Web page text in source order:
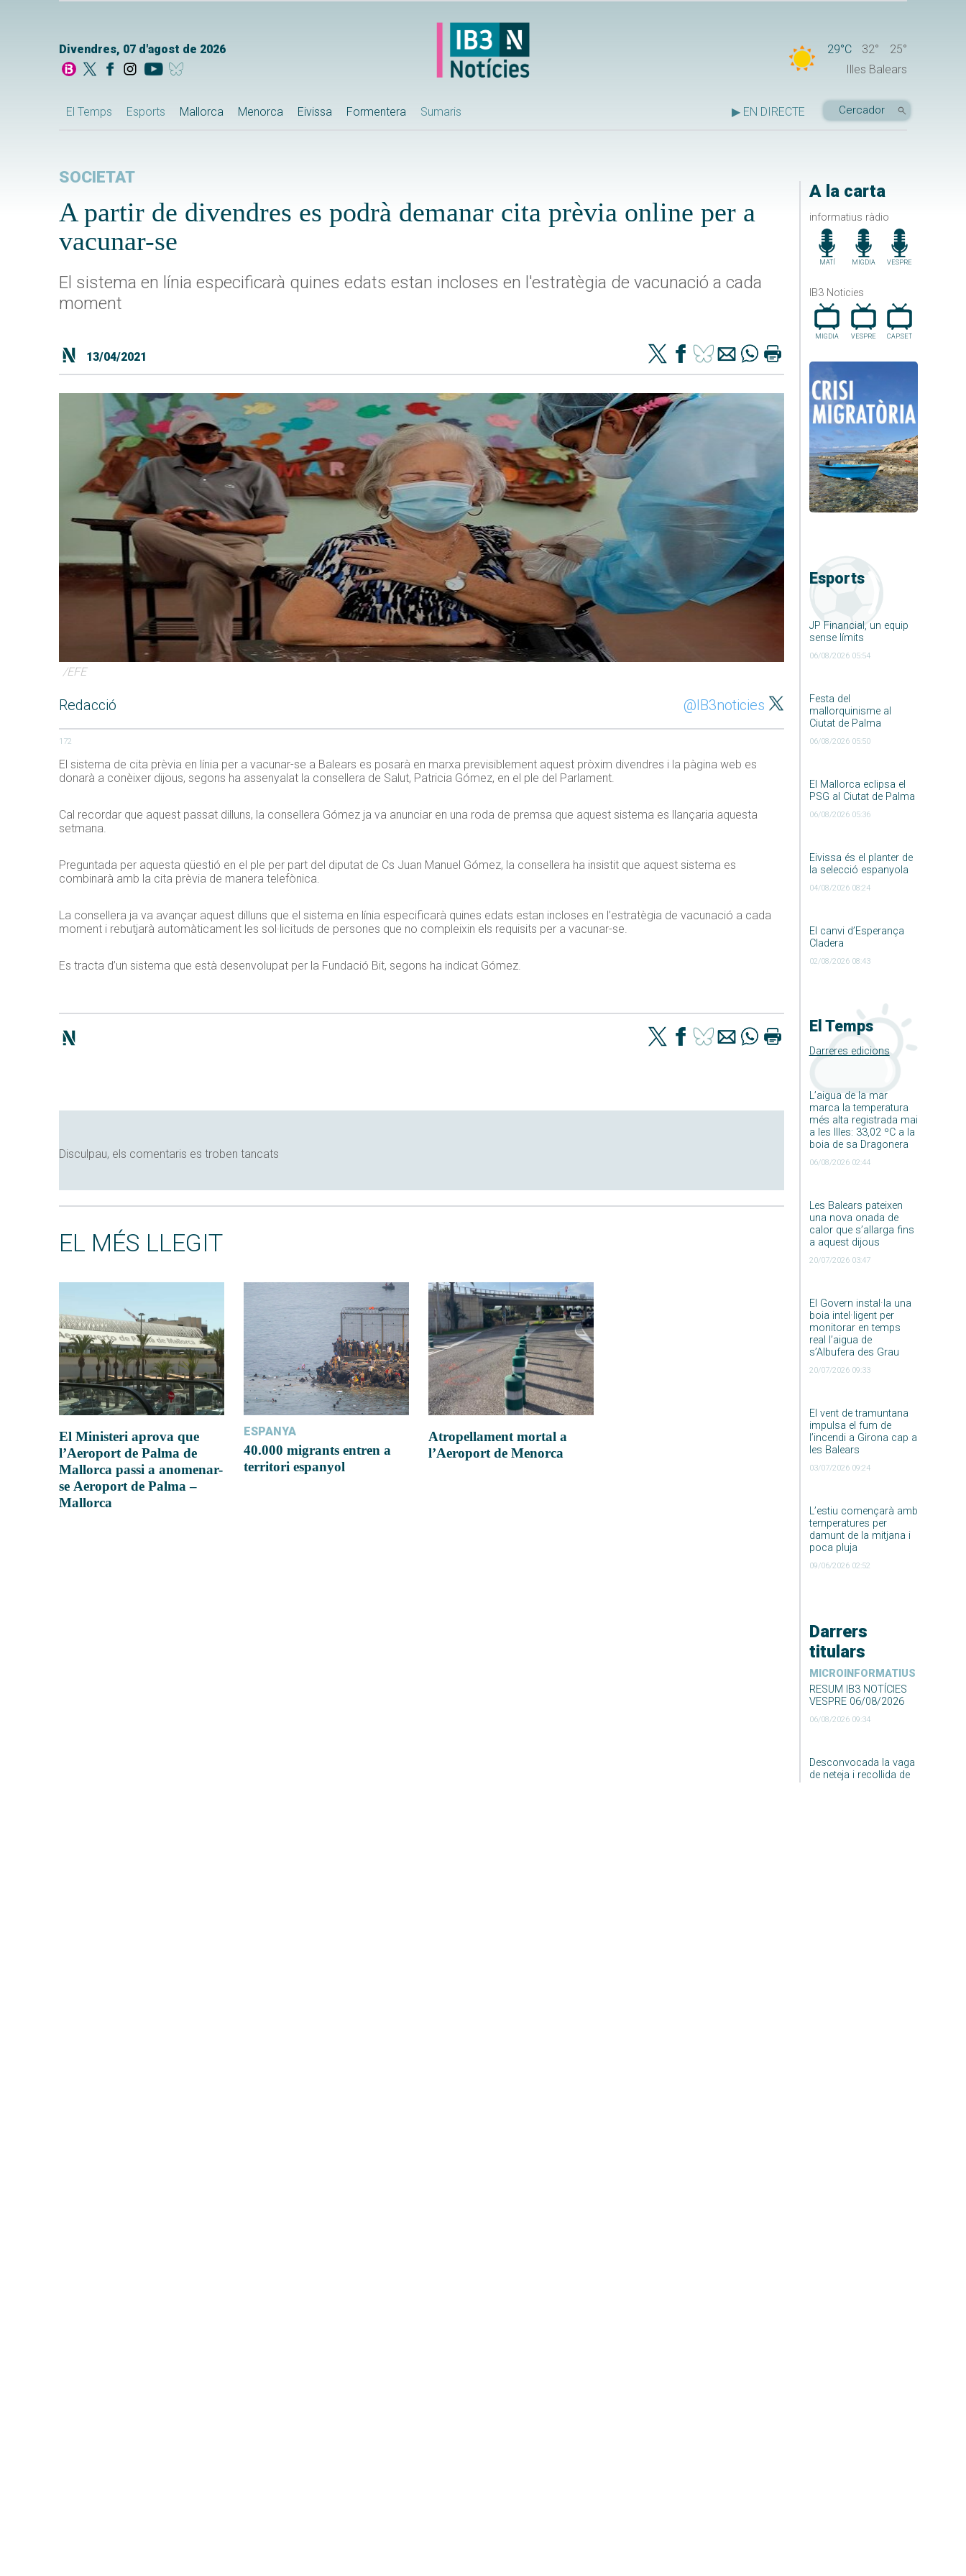
Divendres, 07 d'agost de 2026 29°C 32°
25°
Illes Balears
El Temps Esports Mallorca Menorca Eivissa Formentera Sumaris ▶ EN DIRECTE
A la carta
informatius ràdio
MATÍ MIGDIA VESPRE
IB3 Noticies
MIGDIA VESPRE CAP.SET
Esports
JP Financial, un equip
sense límits
06/08/2026 05:54
Festa del
mallorquinisme al
Ciutat de Palma
06/08/2026 05:50
El Mallorca eclipsa el
PSG al Ciutat de Palma
06/08/2026 05:36
Eivissa és el planter de
la selecció espanyola
04/08/2026 08:24
El canvi d’Esperança
Cladera
02/08/2026 08:43
El Temps
Darreres edicions
L’aigua de la mar
marca la temperatura
més alta registrada mai
a les Illes: 33,02 ºC a la
boia de sa Dragonera
06/08/2026 02:44
Les Balears pateixen
una nova onada de
calor que s’allarga fins
a aquest dijous
20/07/2026 03:47
El Govern instal·la una
boia intel·ligent per
monitorar en temps
real l’aigua de
s’Albufera des Grau
20/07/2026 09:33
El vent de tramuntana
impulsa el fum de
l’incendi a Girona cap a
les Balears
03/07/2026 09:24
L’estiu començarà amb
temperatures per
damunt de la mitjana i
poca pluja
09/06/2026 02:52
Darrers
titulars
MICROINFORMATIUS
RESUM IB3 NOTÍCIES
VESPRE 06/08/2026
06/08/2026 09:34
Desconvocada la vaga
de neteja i recollida de
SOCIETAT
A partir de divendres es podrà demanar cita prèvia online per a
vacunar-se
El sistema en línia especificarà quines edats estan incloses en l'estratègia de vacunació a cada
moment
13/04/2021
/EFE
Redacció @IB3noticies
172
El sistema de cita prèvia en línia per a vacunar-se a Balears es posarà en marxa previsiblement aquest pròxim divendres i la pàgina web es
donarà a conèixer dijous, segons ha assenyalat la consellera de Salut, Patricia Gómez, en el ple del Parlament.
Cal recordar que aquest passat dilluns, la consellera Gómez ja va anunciar en una roda de premsa que aquest sistema es llançaria aquesta
setmana.
Preguntada per aquesta qüestió en el ple per part del diputat de Cs Juan Manuel Gómez, la consellera ha insistit que aquest sistema es
combinarà amb la cita prèvia de manera telefònica.
La consellera ja va avançar aquest dilluns que el sistema en línia especificarà quines edats estan incloses en l’estratègia de vacunació a cada
moment i rebutjarà automàticament les sol·licituds de persones que no compleixin els requisits per a vacunar-se.
Es tracta d’un sistema que està desenvolupat per la Fundació Bit, segons ha indicat Gómez.
Disculpau, els comentaris es troben tancats
EL MÉS LLEGIT
El Ministeri aprova que
l’Aeroport de Palma de
Mallorca passi a anomenar-
se Aeroport de Palma –
Mallorca
ESPANYA
40.000 migrants entren a
territori espanyol
Atropellament mortal a
l’Aeroport de Menorca